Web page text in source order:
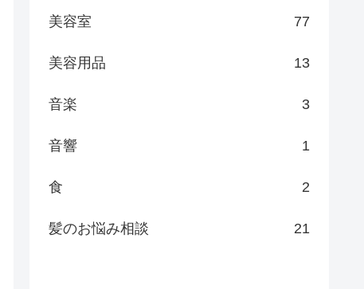
美容室 77
美容用品 13
音楽 3
音響 1
食 2
髪のお悩み相談 21